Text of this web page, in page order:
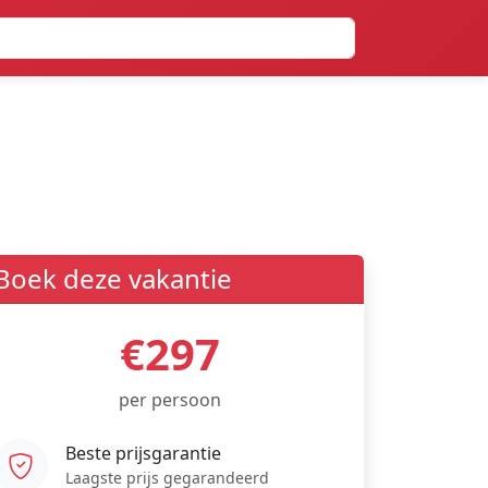
deze vakantie
€297
per persoon
Beste prijsgarantie
Laagste prijs gegarandeerd